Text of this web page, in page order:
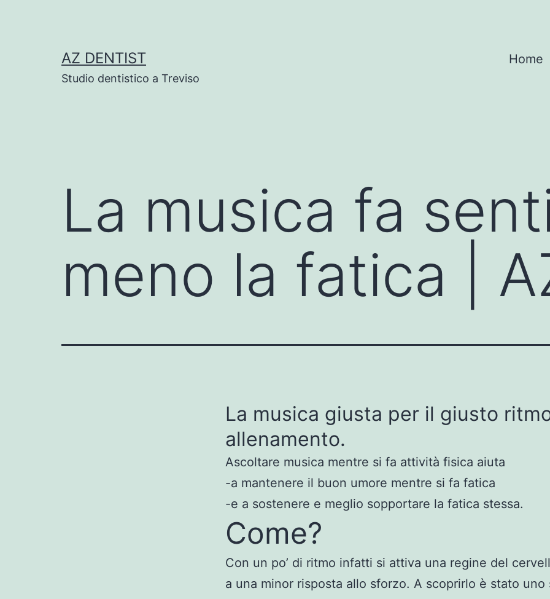
AZ DENTIST
Studio dentistico a Treviso
Home
La musica fa
meno la fatica |
La musica giusta per il giusto
allenamento.
Ascoltare musica mentre si fa attività fisica aiuta
-a mantenere il buon umore mentre si fa fatica
-e a sostenere e meglio sopportare la fatica stessa.
Come?
Con un po’ di ritmo infatti si attiva una regine del
a una minor risposta allo sforzo. A scoprirlo è stato uno